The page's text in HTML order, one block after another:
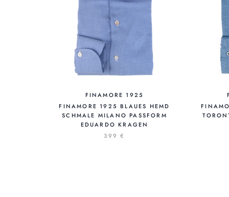
FINAMORE 1925
FINAMORE 1925 BLAUES HEMD
SCHMALE MILANO PASSFORM
EDUARDO KRAGEN
399 €